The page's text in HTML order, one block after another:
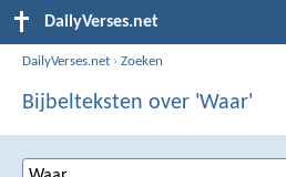
DailyVerses.net
DailyVerses.net ›Zoeken
Bijbelteksten over 'Waar'